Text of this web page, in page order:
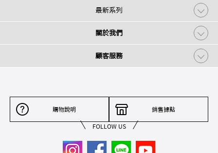
最新系列
關於我們
顧客服務
購物說明 銷售據點
FOLLOW US